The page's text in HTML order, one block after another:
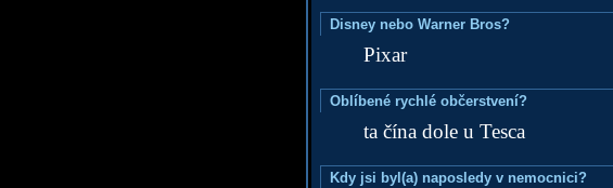
Disney nebo Warner Bros?
Pixar
Oblíbené rychlé občerstvení?
ta čína dole u Tesca
Kdy jsi byl(a) naposledy v nemocnici?